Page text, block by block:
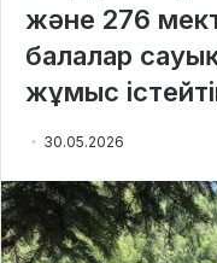
және 276
балалар
жұмыс
30.05.2026